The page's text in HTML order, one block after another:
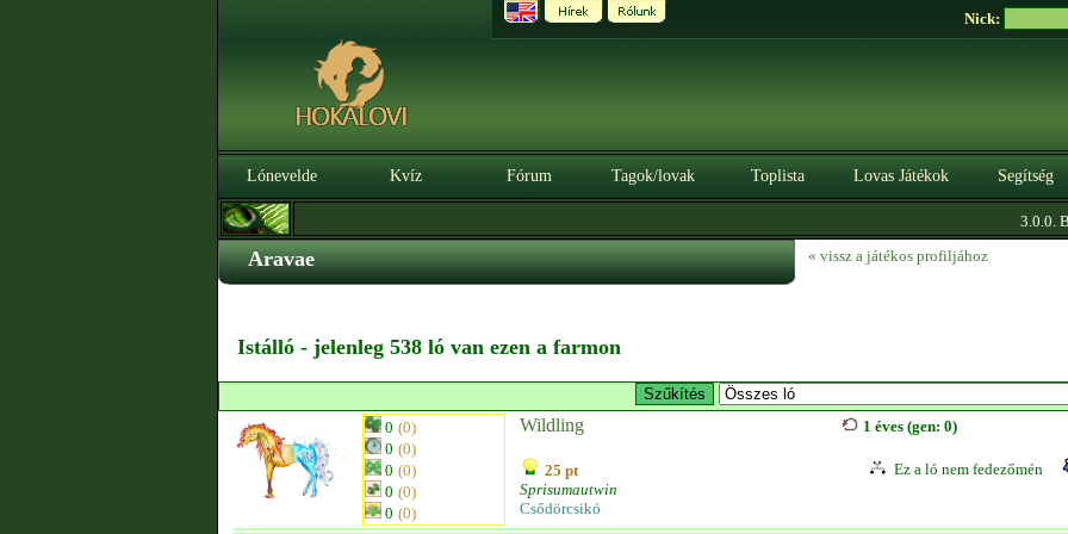
Nick:
Lónevelde Kvíz Fórum Tagok/lovak Toplista Lovas Játékok Segítség
3.0.0.
Aravae « vissz a játékos profiljához
Istálló - jelenleg 538 ló van ezen a farmon
0 (0)
0 (0)
0 (0)
0 (0)
0 (0)
Wildling
25 pt
Sprisumautwin
Csődörcsikó
1 éves (gen: 0)
Ez a ló nem fedezőmén